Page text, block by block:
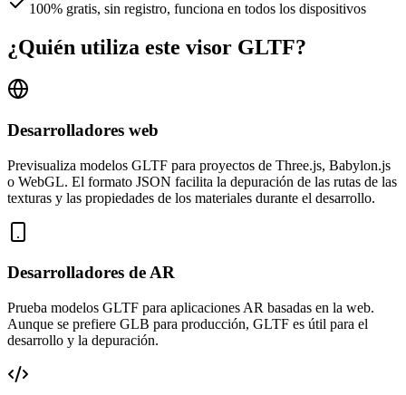
100% gratis, sin registro, funciona en todos los dispositivos
¿Quién utiliza este visor GLTF?
Desarrolladores web
Previsualiza modelos GLTF para proyectos de Three.js, Babylon.js
o WebGL. El formato JSON facilita la depuración de las rutas de las
texturas y las propiedades de los materiales durante el desarrollo.
Desarrolladores de AR
Prueba modelos GLTF para aplicaciones AR basadas en la web.
Aunque se prefiere GLB para producción, GLTF es útil para el
desarrollo y la depuración.